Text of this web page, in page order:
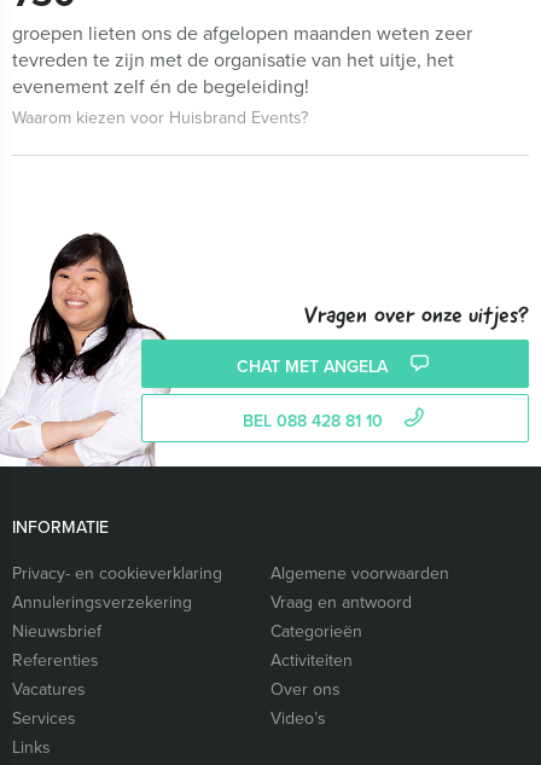
groepen lieten ons de afgelopen maanden weten zeer
tevreden te zijn met de organisatie van het uitje, het
evenement zelf én de begeleiding!
Waarom kiezen voor Huisbrand Events?
Vragen over onze uitjes?
CHAT MET ANGELA
BEL 088 428 81 10
INFORMATIE
Privacy- en cookieverklaring
Algemene voorwaarden
Annuleringsverzekering
Vraag en antwoord
Nieuwsbrief
Categorieën
Referenties
Activiteiten
Vacatures
Over ons
Services
Video’s
Links